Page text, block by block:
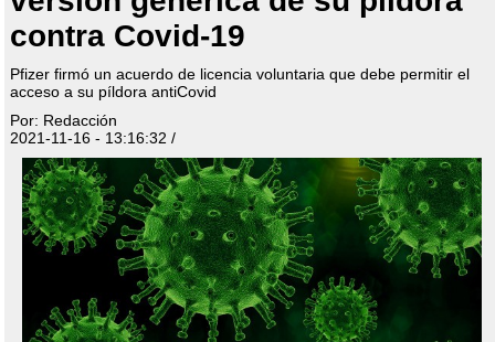
contra Covid-19
Pfizer firmó un acuerdo de licencia voluntaria que debe permitir el
acceso a su píldora antiCovid
Por: Redacción
2021-11-16 - 13:16:32 /